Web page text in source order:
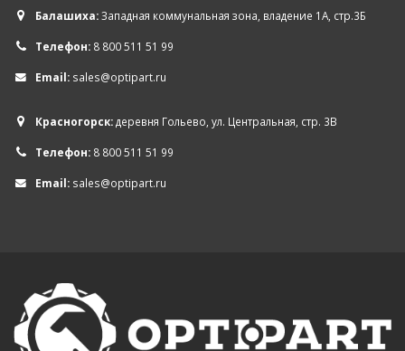
Балашиха:Западная коммунальная зона, владение 1А, стр.3Б
Телефон: 8 800 511 51 99
Email: sales@optipart.ru
Красногорск:деревня Гольево, ул. Центральная, стр. 3В
Телефон: 8 800 511 51 99
Email: sales@optipart.ru